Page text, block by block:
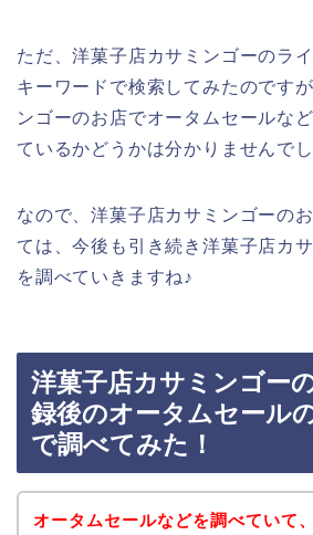
ただ、洋菓子店カサミンゴーのラ
キーワードで検索してみたのです
ンゴーのお店でオータムセールな
ているかどうかは分かりませんでし
なので、洋菓子店カサミンゴーの
ては、今後も引き続き洋菓子店カ
を調べていきますね♪
洋菓子店カサミンゴー
録後のオータムセール
で調べてみた！
オータムセールなどを調べていて